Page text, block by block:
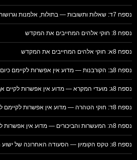
נספח 7ד: שאלות ותשובות — בתולות, אלמנות וגרושות
נספח 8: חוקי אלהים המחייבים את המקדש
נספח 8א: חוקי אלהים המחייבים את המקדש
נספח 8ב: הקורבנות — מדוע אין אפשרות לקיימם כיום
נספח 8ג: מועדי המקרא — מדוע אין אפשרות לקיים אף אחד מהם כיום
נספח 8ד: חוקי הטהרה — מדוע אין אפשרות לקיימם ללא המקדש
נספח 8ה: המעשרות והביכורים — מדוע אין אפשרות לקיימם כיום
נספח 8ו: טקס הקומיון — הסעודה האחרונה של ישוע הייתה פסח